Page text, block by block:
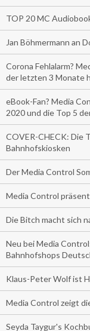
TOP 20 MC
Jan Böhmermann an
Corona Fehlalarm?
der letzten 3 Monate
eBook-Fan? Media
2020 und die Top 5
COVER-CHECK: Die
Bahnhofskiosken
Der Media Control
Media Control
Die Bitch macht sich
Neu bei Media
Bahnhofshops
Klaus-Peter Wolf ist
Media Control zeigt
Seyda Taygur's